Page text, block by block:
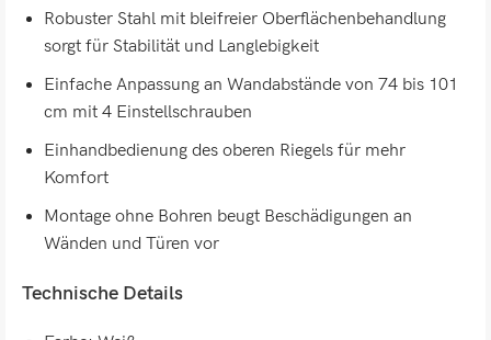
Robuster Stahl mit bleifreier Oberflächenbehandlung
sorgt für Stabilität und Langlebigkeit
Einfache Anpassung an Wandabstände von 74 bis 101
cm mit 4 Einstellschrauben
Einhandbedienung des oberen Riegels für mehr
Komfort
Montage ohne Bohren beugt Beschädigungen an
Wänden und Türen vor
Technische Details